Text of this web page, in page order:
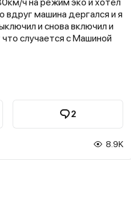
вдруг машина дергался и я
и снова включил и
случается с Машиной
2
8.9K